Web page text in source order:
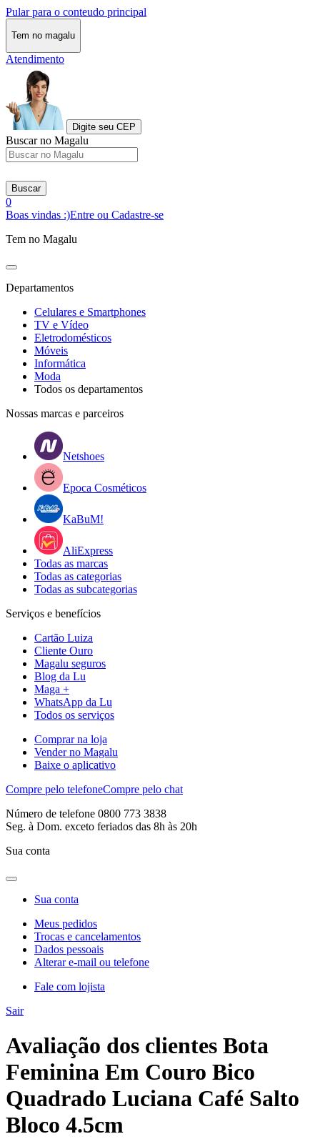
Pular para o conteudo principal
Tem no magalu
Atendimento
Digite seu CEP
Buscar no Magalu
Buscar
0
Boas vindas :)Entre ou Cadastre-se
Tem no Magalu
Departamentos
Celulares e Smartphones
TV e Vídeo
Eletrodomésticos
Móveis
Informática
Moda
Todos os departamentos
Nossas marcas e parceiros
Netshoes
Epoca Cosméticos
KaBuM!
AliExpress
Todas as marcas
Todas as categorias
Todas as subcategorias
Serviços e benefícios
Cartão Luiza
Cliente Ouro
Magalu seguros
Blog da Lu
Maga +
WhatsApp da Lu
Todos os serviços
Comprar na loja
Vender no Magalu
Baixe o aplicativo
Compre pelo telefoneCompre pelo chat
Número de telefone 0800 773 3838
Seg. à Dom. exceto feriados das 8h às 20h
Sua conta
Sua conta
Meus pedidos
Trocas e cancelamentos
Dados pessoais
Alterar e-mail ou telefone
Fale com lojista
Sair
Avaliação dos clientes Bota
Feminina Em Couro Bico
Quadrado Luciana Café Salto
Bloco 4.5cm